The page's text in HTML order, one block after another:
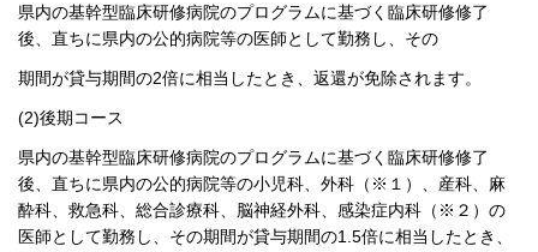
県内の基幹型臨床研修病院のプログラムに基づく臨床研修修了
後、直ちに県内の公的病院等の医師として勤務し、その
期間が貸与期間の2倍に相当したとき、返還が免除されます。
(2)後期コース
県内の基幹型臨床研修病院のプログラムに基づく臨床研修修了
後、直ちに県内の公的病院等の小児科、外科（※１）、産科、麻
酔科、救急科、総合診療科、脳神経外科、感染症内科（※２）の
医師として勤務し、その期間が貸与期間の1.5倍に相当したとき、